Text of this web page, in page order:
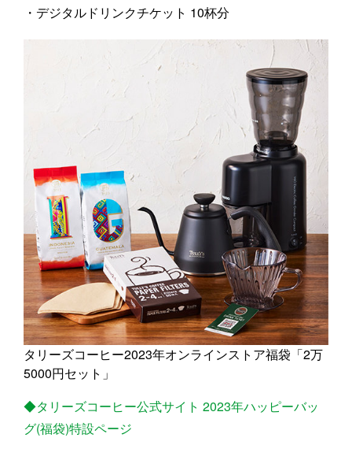
・デジタルドリンクチケット 10杯分
タリーズコーヒー2023年オンラインストア福袋「2万
5000円セット」
◆タリーズコーヒー公式サイト 2023年ハッピーバッ
グ(福袋)特設ページ